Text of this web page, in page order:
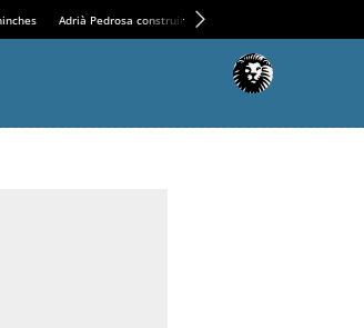
Adrià Pedrosa construirá la nueva residencia en el